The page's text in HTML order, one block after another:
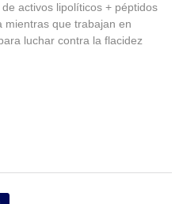
activos lipolíticos + péptidos
mientras que trabajan en
luchar contra la flacidez⁣